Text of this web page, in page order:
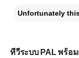
ทีวีระบบ PAL พร้อ
Unfortunately